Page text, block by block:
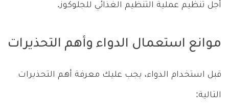
أجل تنظيم عملية التنظيم الغذائي للجلوكوز.
موانع استعمال الدواء وأهم التحذيرات
قبل استخدام الدواء، يجب عليك معرفة أهم التحذيرات
التالية: